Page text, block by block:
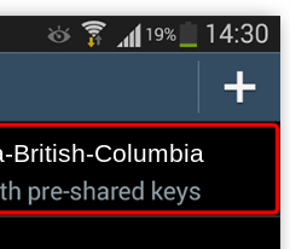
British-Columbia